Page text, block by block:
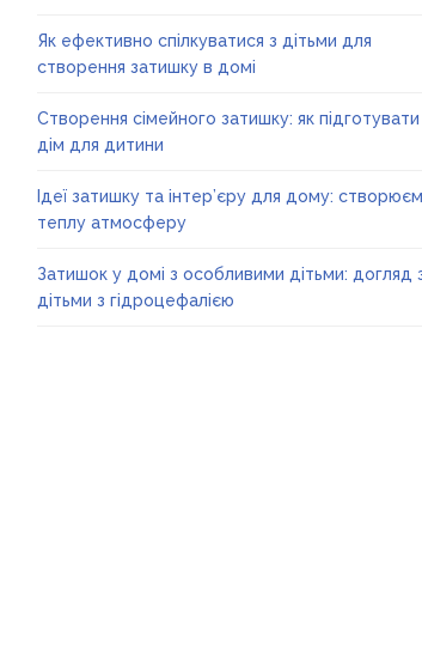
Як ефективно спілкуватися з дітьми для
створення затишку в домі
Створення сімейного затишку: як підготувати
дім для дитини
Ідеї затишку та інтер’єру для дому:
теплу атмосферу
Затишок у домі з особливими дітьми: догляд
дітьми з гідроцефалією